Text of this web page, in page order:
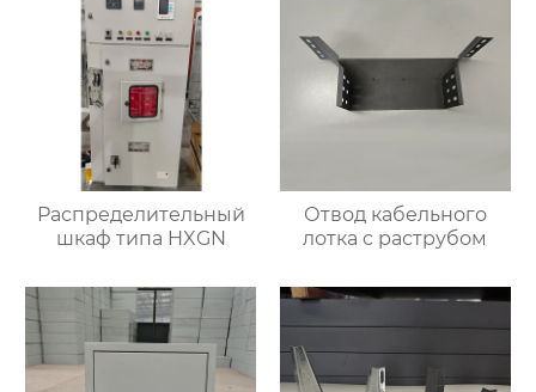
Распределительный
шкаф типа HXGN
Отвод кабельного
лотка с раструбом